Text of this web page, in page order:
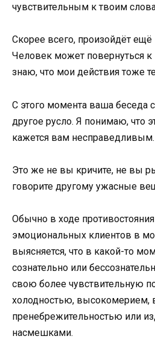
чувствительным к твоим
Скорее всего, произойдёт ещё
Человек может повернуться к
знаю, что мои действия тоже
С этого момента ваша беседа
другое русло. Я понимаю, что
кажется вам несправедливым.
Это же не вы кричите, не вы
говорите другому ужасные
Обычно в ходе
эмоциональных клиентов в
выясняется, что в какой-то
сознательно или
свою более чувствительную
холодностью, высокомерием,
пренебрежительностью или
насмешками.